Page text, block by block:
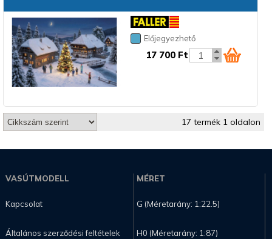
Előjegyezhető
17 700 Ft
17 termék 1 oldalon
VASÚTMODELL
Kapcsolat
Általános szerződési feltételek
MÉRET
G (Méretarány: 1:22.5)
H0 (Méretarány: 1:87)